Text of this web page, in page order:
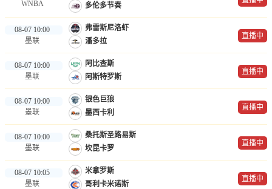
WNBA
多伦多节奏
08-07 10:00
墨联
弗雷斯尼洛虾
潘多拉
直播中
08-07 10:00
墨联
阿比查斯
阿斯特罗斯
直播中
08-07 10:00
墨联
银色巨狼
墨西卡利
直播中
08-07 10:00
墨联
桑托斯圣路易斯
坎昆卡罗
直播中
08-07 10:05
墨联
米拿罗斯
哥利卡米诺斯
直播中